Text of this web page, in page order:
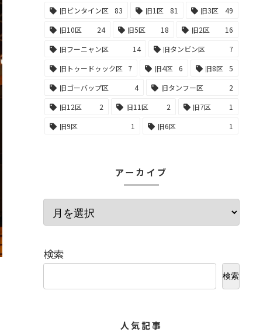
旧ビンタイン区 83 旧1区 81 旧3区
49
旧10区
24 旧5区 18 旧2区
16
旧フーニャン区
14 旧タンビン区
7
旧トゥードゥック区
7 旧4区 6 旧8区
5
旧ゴーバップ区
4 旧タンフー区
2
旧12区
2 旧11区 2 旧7区
1
旧9区
1 旧6区 1
アーカイブ
検索
検索
人気記事